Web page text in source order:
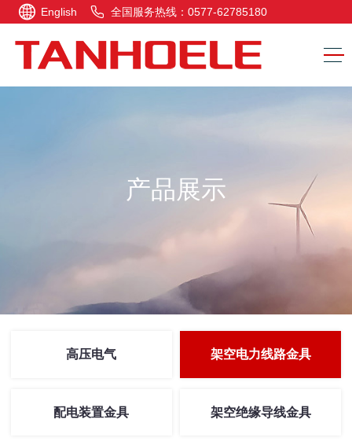
English 全国服务热线：0577-62785180
产品展示
高压电气 架空电力线路金具
配电装置金具 架空绝缘导线金具